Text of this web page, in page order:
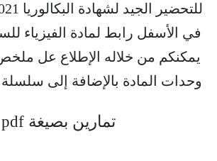
في الأسفل رابط لمادة الفيزياء
يمكنكم من خلاله الإطلاع عل
وحدات المادة بالإضافة إلى
تمارين بصيغة pdf